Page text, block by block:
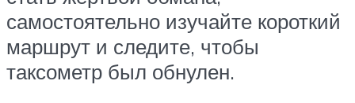
самостоятельно изучайте короткий
маршрут и следите, чтобы
таксометр был обнулен.